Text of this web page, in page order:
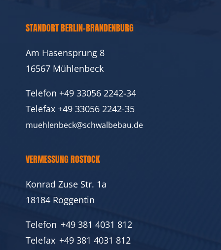
STANDORT BERLIN-BRANDENBURG
Am Hasensprung 8
16567 Mühlenbeck
Telefon +49 33056 2242-34
Telefax +49 33056 2242-35
muehlenbeck@schwalbebau.de
VERMESSUNG ROSTOCK
Konrad Zuse Str. 1a
18184 Roggentin
Telefon +49 381 4031 812
Telefax +49 381 4031 812